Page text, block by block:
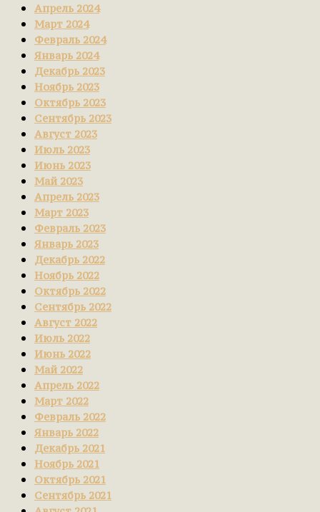
Апрель 2024
Март 2024
Февраль 2024
Январь 2024
Декабрь 2023
Ноябрь 2023
Октябрь 2023
Сентябрь 2023
Август 2023
Июль 2023
Июнь 2023
Май 2023
Апрель 2023
Март 2023
Февраль 2023
Январь 2023
Декабрь 2022
Ноябрь 2022
Октябрь 2022
Сентябрь 2022
Август 2022
Июль 2022
Июнь 2022
Май 2022
Апрель 2022
Март 2022
Февраль 2022
Январь 2022
Декабрь 2021
Ноябрь 2021
Октябрь 2021
Сентябрь 2021